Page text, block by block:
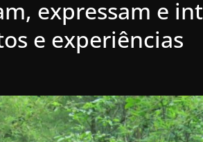
expressam e
e experiências